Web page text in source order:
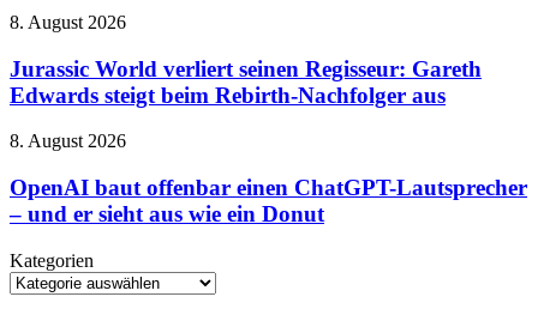
HARPOON
Kundenkonten
Jurassic
verliert
seinen
Regisseur:
Edwards
beim
Rebirth-
aus
8. August 2026
Jurassic World verliert seinen Regisseur: Gareth
Edwards steigt beim Rebirth-Nachfolger aus
OpenAI
offenbar
einen
ChatGPT-
–
und
8. August 2026
OpenAI baut offenbar einen ChatGPT-Lautsprecher
– und er sieht aus wie ein Donut
Kategorien
Kategorien